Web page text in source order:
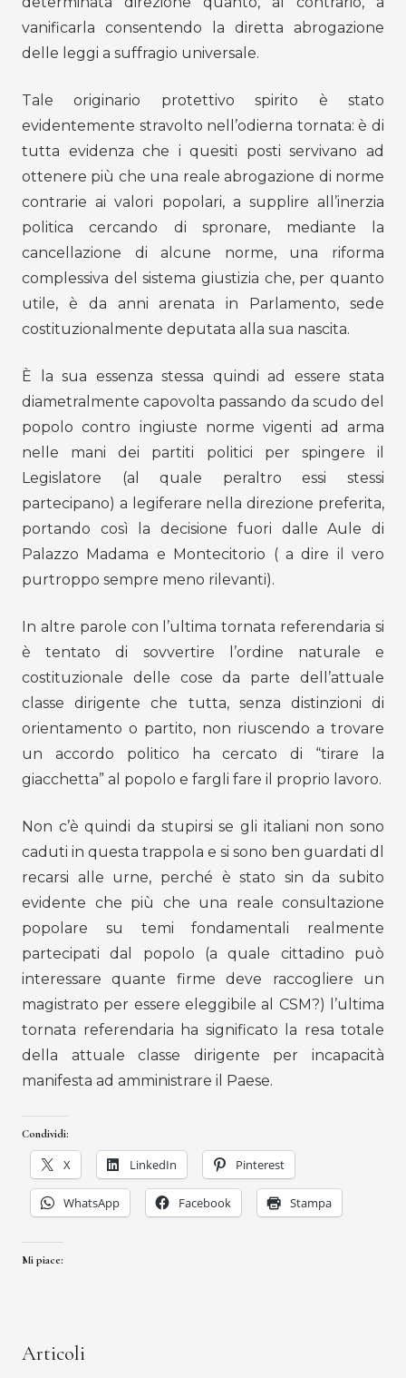
vanificarla consentendo la diretta abrogazione
delle leggi a suffragio universale.
Tale originario protettivo spirito è stato
evidentemente stravolto nell’odierna tornata: è di
tutta evidenza che i quesiti posti servivano ad
ottenere più che una reale abrogazione di norme
contrarie ai valori popolari, a supplire all’inerzia
politica cercando di spronare, mediante la
cancellazione di alcune norme, una riforma
complessiva del sistema giustizia che, per quanto
utile, è da anni arenata in Parlamento, sede
costituzionalmente deputata alla sua nascita.
È la sua essenza stessa quindi ad essere stata
diametralmente capovolta passando da scudo del
popolo contro ingiuste norme vigenti ad arma
nelle mani dei partiti politici per spingere il
Legislatore (al quale peraltro essi stessi
partecipano) a legiferare nella direzione preferita,
portando così la decisione fuori dalle Aule di
Palazzo Madama e Montecitorio ( a dire il vero
purtroppo sempre meno rilevanti).
In altre parole con l’ultima tornata referendaria si
è tentato di sovvertire l’ordine naturale e
costituzionale delle cose da parte dell’attuale
classe dirigente che tutta, senza distinzioni di
orientamento o partito, non riuscendo a trovare
un accordo politico ha cercato di “tirare la
giacchetta” al popolo e fargli fare il proprio lavoro.
Non c’è quindi da stupirsi se gli italiani non sono
caduti in questa trappola e si sono ben guardati dl
recarsi alle urne, perché è stato sin da subito
evidente che più che una reale consultazione
popolare su temi fondamentali realmente
partecipati dal popolo (a quale cittadino può
interessare quante firme deve raccogliere un
magistrato per essere eleggibile al CSM?) l’ultima
tornata referendaria ha significato la resa totale
della attuale classe dirigente per incapacità
manifesta ad amministrare il Paese.
Condividi:
X LinkedIn Pinterest
WhatsApp Facebook Stampa
Mi piace:
Articoli